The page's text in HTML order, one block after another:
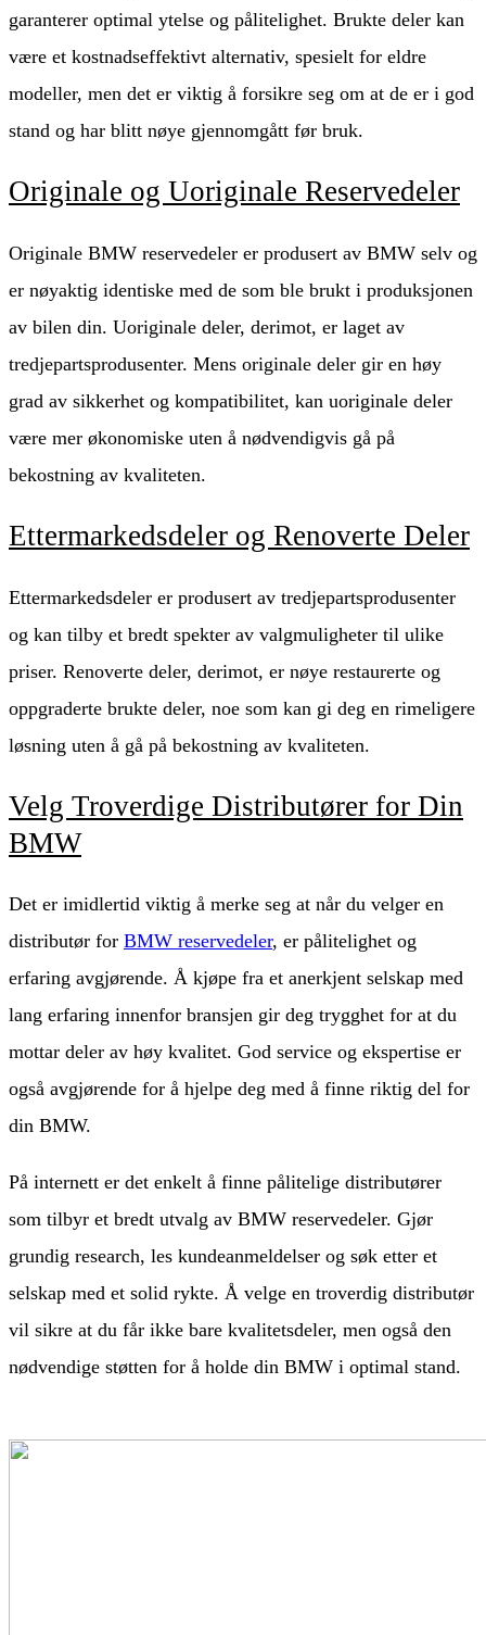
garanterer optimal ytelse og pålitelighet. Brukte deler kan
være et kostnadseffektivt alternativ, spesielt for eldre
modeller, men det er viktig å forsikre seg om at de er i god
stand og har blitt nøye gjennomgått før bruk.
Originale og Uoriginale Reservedeler
Originale BMW reservedeler er produsert av BMW selv og
er nøyaktig identiske med de som ble brukt i produksjonen
av bilen din. Uoriginale deler, derimot, er laget av
tredjepartsprodusenter. Mens originale deler gir en høy
grad av sikkerhet og kompatibilitet, kan uoriginale deler
være mer økonomiske uten å nødvendigvis gå på
bekostning av kvaliteten.
Ettermarkedsdeler og Renoverte Deler
Ettermarkedsdeler er produsert av tredjepartsprodusenter
og kan tilby et bredt spekter av valgmuligheter til ulike
priser. Renoverte deler, derimot, er nøye restaurerte og
oppgraderte brukte deler, noe som kan gi deg en rimeligere
løsning uten å gå på bekostning av kvaliteten.
Velg Troverdige Distributører for Din
BMW
Det er imidlertid viktig å merke seg at når du velger en
distributør for BMW reservedeler, er pålitelighet og
erfaring avgjørende. Å kjøpe fra et anerkjent selskap med
lang erfaring innenfor bransjen gir deg trygghet for at du
mottar deler av høy kvalitet. God service og ekspertise er
også avgjørende for å hjelpe deg med å finne riktig del for
din BMW.
På internett er det enkelt å finne pålitelige distributører
som tilbyr et bredt utvalg av BMW reservedeler. Gjør
grundig research, les kundeanmeldelser og søk etter et
selskap med et solid rykte. Å velge en troverdig distributør
vil sikre at du får ikke bare kvalitetsdeler, men også den
nødvendige støtten for å holde din BMW i optimal stand.